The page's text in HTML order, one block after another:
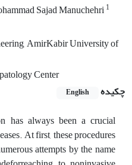
Sajad Manuchehri1
AmirKabir University of
Center
چکیده
English
has always been a crucial
At first, these procedures
attempts by the name